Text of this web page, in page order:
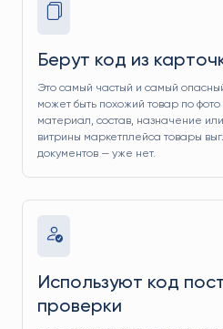
Берут код из
Это самый частый и самый
может быть похожий товар по
материал, состав, назначение
витрины маркетплейса товары
документов — уже нет.
Используют код
проверки